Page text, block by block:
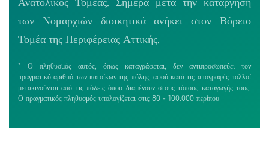
Ανατολικός Τομέας. Σήμερα μετά την κατάργηση
των Νομαρχιών διοικητικά ανήκει στον Βόρειο
Τομέα της Περιφέρειας Αττικής.
* Ο πληθυσμός αυτός, όπως καταγράφεται, δεν αντιπροσωπεύει τον
πραγματικό αριθμό των κατοίκων της πόλης, αφού κατά τις απογραφές πολλοί
μετακινούνται από τις πόλεις όπου διαμένουν στους τόπους καταγωγής τους.
Ο πραγματικός πληθυσμός υπολογίζεται στις 80 - 100.000 περίπου